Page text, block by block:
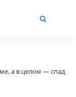
а в целом — спад